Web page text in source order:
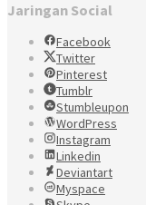
Jaringan Social
Facebook
Twitter
Pinterest
Tumblr
Stumbleupon
WordPress
Instagram
Linkedin
Deviantart
Myspace